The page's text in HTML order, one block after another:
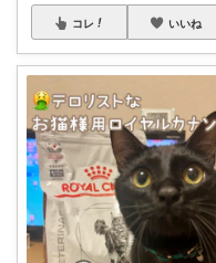
コレ いいね